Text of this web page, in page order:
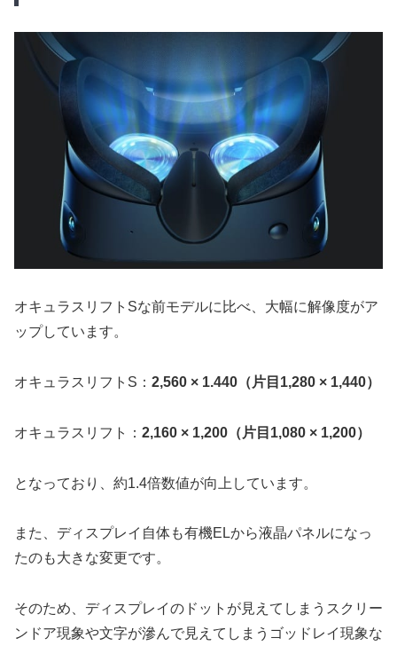
オキュラスリフトSな前モデルに比べ、大幅に解像度がア
ップしています。
オキュラスリフトS： 2,560 × 1.440（片目1,280 × 1,440）
オキュラスリフト： 2,160 × 1,200（片目1,080 × 1,200）
となっており、約1.4倍数値が向上しています。
また、ディスプレイ自体も有機ELから液晶パネルになっ
たのも大きな変更です。
そのため、ディスプレイのドットが見えてしまうスクリー
ンドア現象や文字が滲んで見えてしまうゴッドレイ現象な